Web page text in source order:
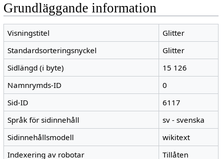
Grundläggande information
Visningstitel
Glitter
Standardsorteringsnyckel
Glitter
Sidlängd (i byte)
15 126
Namnrymds-ID
0
Sid-ID
6117
Språk för sidinnehåll
sv - svenska
Sidinnehållsmodell
wikitext
Indexering av robotar
Tillåten